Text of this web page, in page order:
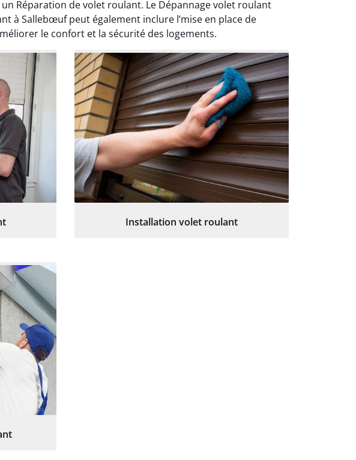
Réparation de volet roulant. Le Dépannage volet roulant
à Sallebœuf peut également inclure l’mise en place de
le confort et la sécurité des logements.
Installation volet roulant